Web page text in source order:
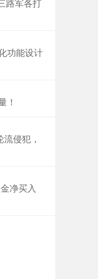
路军各打
功能设计
！
侵犯，
净买入